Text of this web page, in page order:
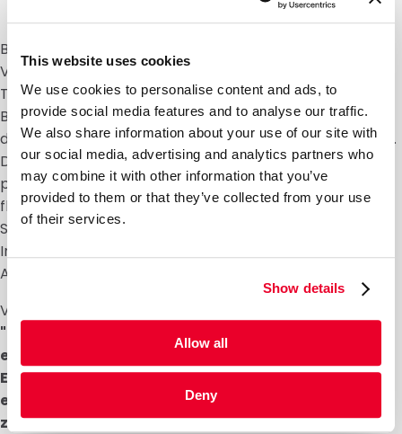
This website uses cookies
We use cookies to personalise content and ads, to
provide social media features and to analyse our traffic.
We also share information about your use of our site with
our social media, advertising and analytics partners who
may combine it with other information that you’ve
provided to them or that they’ve collected from your use
of their services.
Show details
Allow all
Deny
Box Pouches sind eine hervorragende
Verpackungsoption für Trockenprodukte wie Kaffee,
Tee, Müsli, Superfoods und Proteinpulver. Ihr flacher
Boden und die Seitenfalten maximieren das Volumen
des Beutels, ohne zusätzlichen Platz zu beanspruchen.
Dieses Design ist ideal für eine robuste und
professionelle Präsentation in Regalen oder auf
flachen Oberflächen. Außerdem bieten die
Seitenfalten reichlich Platz für zusätzliche
Informationen oder Branding-Elemente, um die
Attraktivität der Verpackung zu erhöhen.
Vera teilte ihre Erkenntnisse mit:
"Die Entscheidung, ob Text auf der Verpackung
erscheinen soll oder nicht, war eine bewusste
Entscheidung. Unsere Verpackungen enthalten
ein Etikett mit einem QR-Code, der die Kunden für
zusätzliche Informationen auf unsere Website